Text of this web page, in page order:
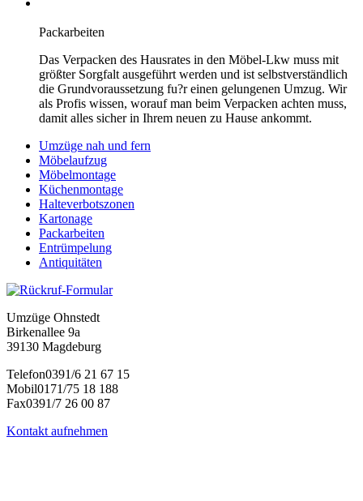
Packarbeiten
Das Verpacken des Hausrates in den Möbel-Lkw muss mit
größter Sorgfalt ausgeführt werden und ist selbstverständlich
die Grundvoraussetzung fu?r einen gelungenen Umzug. Wir
als Profis wissen, worauf man beim Verpacken achten muss,
damit alles sicher in Ihrem neuen zu Hause ankommt.
Umzüge nah und fern
Möbelaufzug
Möbelmontage
Küchenmontage
Halteverbotszonen
Kartonage
Packarbeiten
Entrümpelung
Antiquitäten
Umzüge Ohnstedt
Birkenallee 9a
39130 Magdeburg
Telefon0391/6 21 67 15
Mobil0171/75 18 188
Fax0391/7 26 00 87
Kontakt aufnehmen